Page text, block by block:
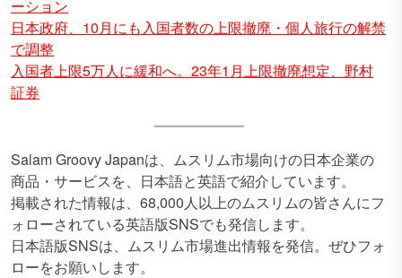
ーション
日本政府、10月にも入国者数の上限撤廃・個人旅行の解禁
で調整
入国者上限5万人に緩和へ。23年1月上限撤廃想定、野村
証券
Salam Groovy Japanは、ムスリム市場向けの日本企業の
商品・サービスを、日本語と英語で紹介しています。
掲載された情報は、68,000人以上のムスリムの皆さんにフ
ォローされている英語版SNSでも発信します。
日本語版SNSは、ムスリム市場進出情報を発信。ぜひフォ
ローをお願いします。